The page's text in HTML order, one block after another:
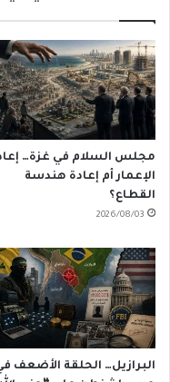
مجلس السلام في غزة…
الإعمار أم إعادة هندسة
القطاع؟
2026/08/03
البرازيل… الحلقة الأضعف